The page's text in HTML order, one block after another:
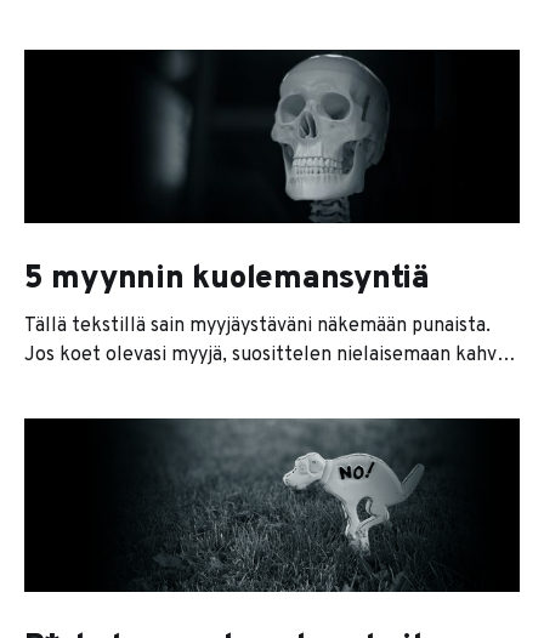
pahimmat karikot on väistelty ja kassaan alkaa kertyä
ylimääräistä. Jos yritys on jo alkuvaiheessa perustettu
useamman osakkaan kesken, ongelmia on tyypillisesti
alkaa kertyä siinä vaiheessa, kun joku tai jotkut
5 myynnin kuolemansyntiä
Tällä tekstillä sain myyjäystäväni näkemään punaista.
Jos koet olevasi myyjä, suosittelen nielaisemaan kahvit
tärkeimpiä toimintoja. Moni muu asia ratkeaa kuin
itsestään, kun myynti vetää kunnolla ja kassaan sataa
kahisevaa. Mutta asiakkaiden sisäänkelaaminen ei aina
ole yksinkertaista, ja monella yrittäjällä menevät